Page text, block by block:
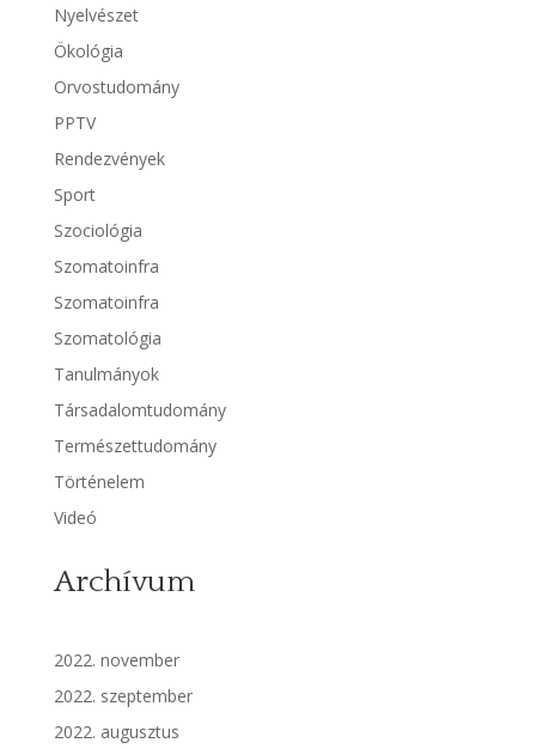
Nyelvészet
Ökológia
Orvostudomány
PPTV
Rendezvények
Sport
Szociológia
Szomatoinfra
Szomatoinfra
Szomatológia
Tanulmányok
Társadalomtudomány
Természettudomány
Történelem
Videó
Archívum
2022. november
2022. szeptember
2022. augusztus